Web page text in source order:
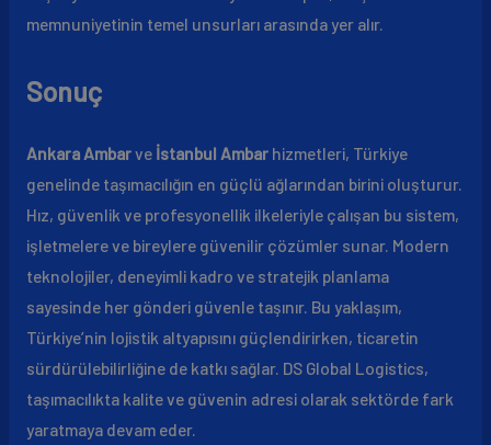
memnuniyetinin temel unsurları arasında yer alır.
Sonuç
Ankara Ambarve İstanbul Ambarhizmetleri, Türkiye
genelinde taşımacılığın en güçlü ağlarından birini oluşturur.
Hız, güvenlik ve profesyonellik ilkeleriyle çalışan bu sistem,
işletmelere ve bireylere güvenilir çözümler sunar. Modern
teknolojiler, deneyimli kadro ve stratejik planlama
sayesinde her gönderi güvenle taşınır. Bu yaklaşım,
Türkiye’nin lojistik altyapısını güçlendirirken, ticaretin
sürdürülebilirliğine de katkı sağlar. DS Global Logistics,
taşımacılıkta kalite ve güvenin adresi olarak sektörde fark
yaratmaya devam eder.